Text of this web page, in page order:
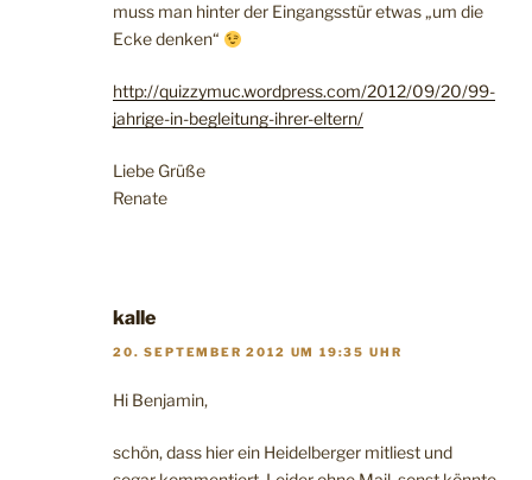
muss man hinter der Eingangsstür etwas „um die
Ecke denken“
http://quizzymuc.wordpress.com/2012/09/20/99-
jahrige-in-begleitung-ihrer-eltern/
Liebe Grüße
Renate
kalle
20. SEPTEMBER 2012 UM 19:35 UHR
Hi Benjamin,
schön, dass hier ein Heidelberger mitliest und